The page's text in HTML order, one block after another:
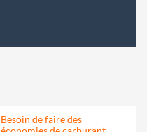
Besoin de faire des